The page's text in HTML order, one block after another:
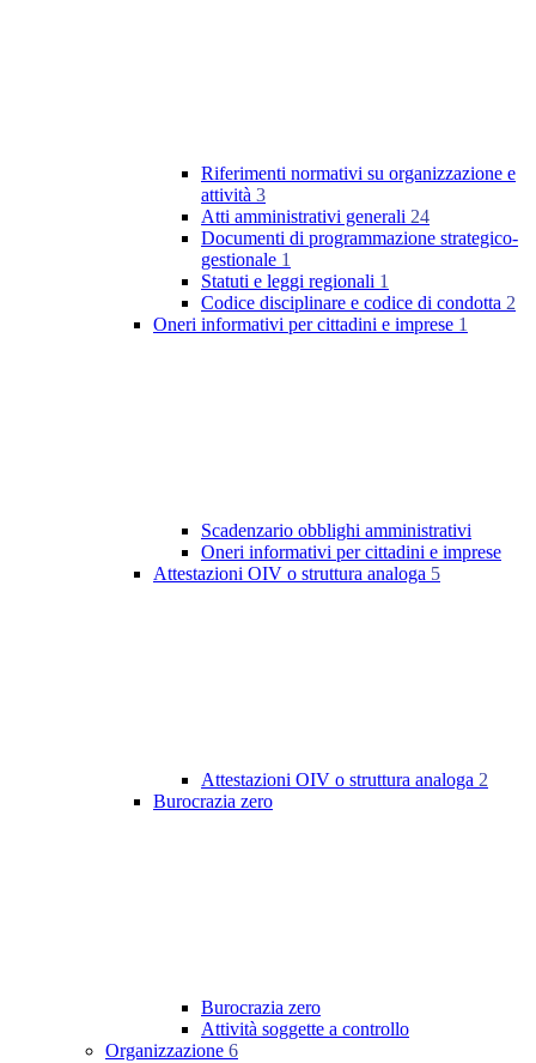
Riferimenti normativi su organizzazione e
attività 3
Atti amministrativi generali 24
Documenti di programmazione strategico-
gestionale 1
Statuti e leggi regionali 1
Codice disciplinare e codice di condotta 2
Oneri informativi per cittadini e imprese 1
Scadenzario obblighi amministrativi
Oneri informativi per cittadini e imprese
Attestazioni OIV o struttura analoga 5
Attestazioni OIV o struttura analoga 2
Burocrazia zero
Burocrazia zero
Attività soggette a controllo
Organizzazione 6